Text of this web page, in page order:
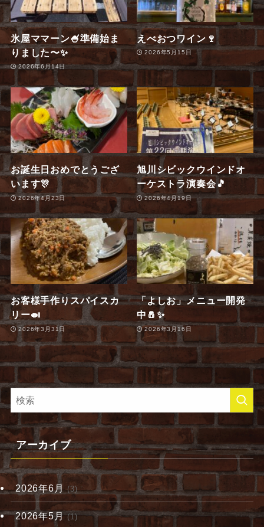
氷屋ママーン🍧準備始ま
りました〜✨
2026年6月14日
えべおつワイン🍷
2026年5月15日
お誕生日おめでとうござ
います🎊
2026年4月23日
旭川シビックウインドオ
ーケストラ演奏会🎵
2026年4月19日
お客様手作りスパイスカ
リー🍛
2026年3月31日
「よしお」メニュー開発
中🧂✨
2026年3月16日
アーカイブ
2026年6月 (3)
2026年5月(1)